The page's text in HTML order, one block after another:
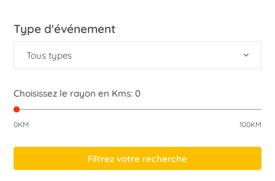
Type d'événement
Tous types
Choisissez le rayon en Kms: 0
0KM 100KM
Filtrez votre recherche